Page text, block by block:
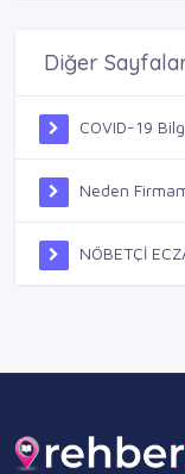
Diğer
COVID-19
Neden
NÖBETÇİ